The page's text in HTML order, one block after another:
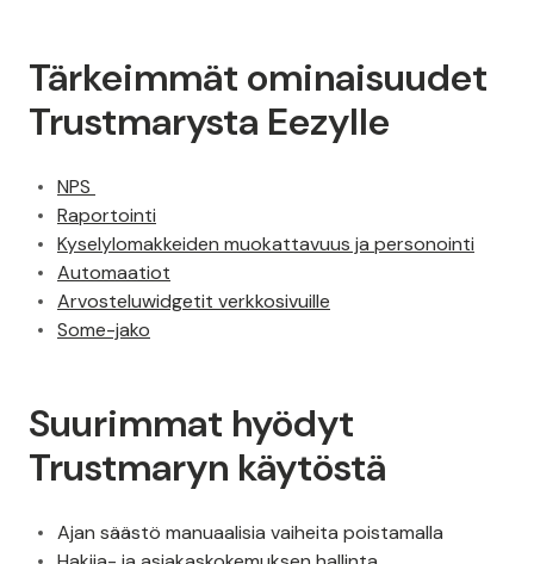
Tärkeimmät ominaisuudet
Trustmarysta Eezylle
NPS
Raportointi
Kyselylomakkeiden muokattavuus ja personointi
Automaatiot
Arvosteluwidgetit verkkosivuille
Some-jako
Suurimmat hyödyt
Trustmaryn käytöstä
Ajan säästö manuaalisia vaiheita poistamalla